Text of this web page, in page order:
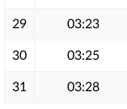
29 03:23
30 03:25
31 03:28